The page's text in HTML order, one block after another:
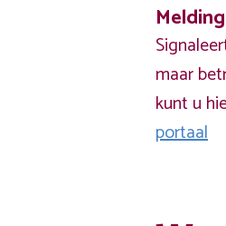
maar
kunt u
portaal